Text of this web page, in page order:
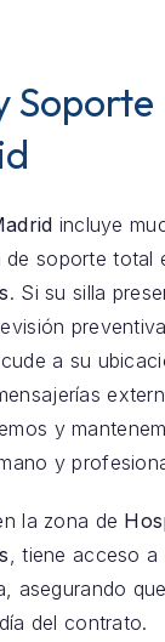
Soporte
incluye
de soporte total
. Si su silla
a su
y
y
la zona de
, tiene acceso a
asegurando
del contrato.